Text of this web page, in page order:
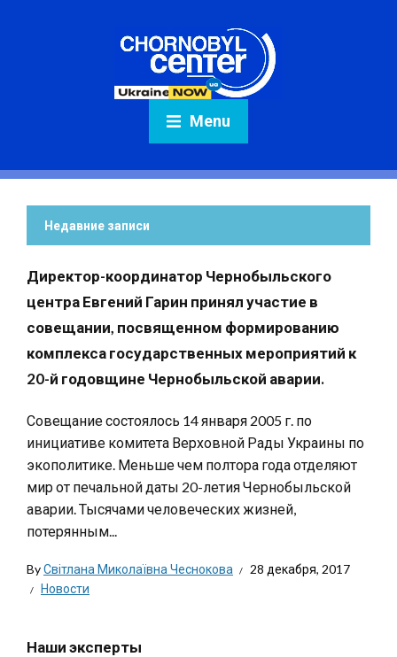
Menu
Недавние записи
Директор-координатор Чернобыльского
центра Евгений Гарин принял участие в
совещании, посвященном формированию
комплекса государственных мероприятий к
20-й годовщине Чернобыльской аварии.
Совещание состоялось 14 января 2005 г. по
инициативе комитета Верховной Рады Украины по
экополитике. Меньше чем полтора года отделяют
мир от печальной даты 20-летия Чернобыльской
аварии. Тысячами человеческих жизней,
потерянным...
ByСвітлана Миколаївна Чеснокова
28 декабря, 2017
Новости
Наши эксперты